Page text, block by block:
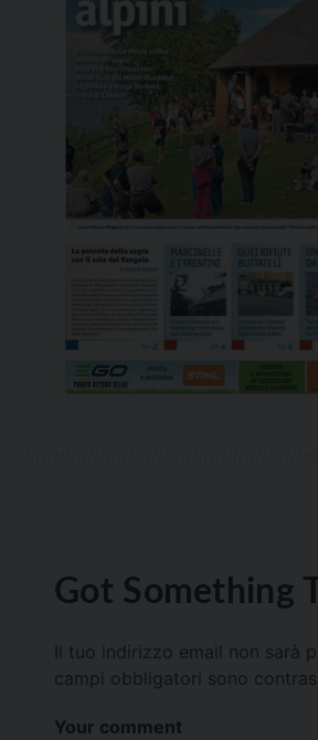
Got Something
Il tuo indirizzo email non sarà
campi obbligatori sono
Your comment